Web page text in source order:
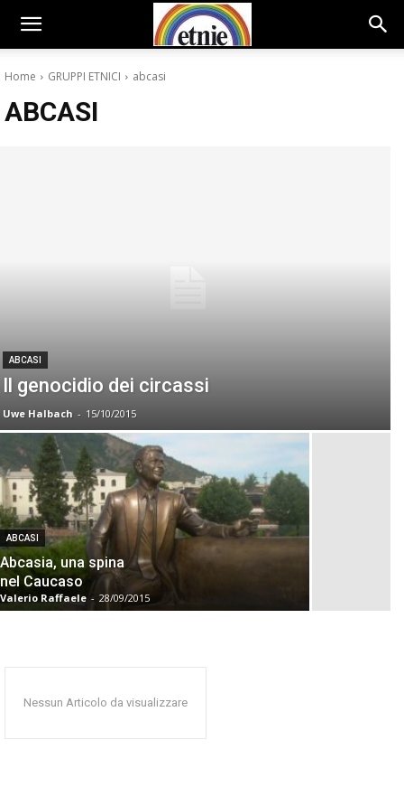
Home GRUPPI ETNICI abcasi
ABCASI
ABCASI
Il genocidio dei circassi
Uwe Halbach - 15/10/2015
ABCASI
Abcasia, una spina
nel Caucaso
Valerio Raffaele - 28/09/2015
Nessun Articolo da visualizzare